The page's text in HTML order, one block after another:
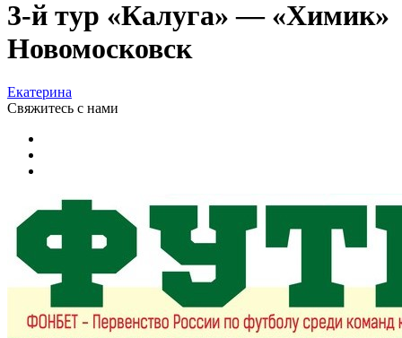
3-й тур «Калуга» — «Химик»
Новомосковск
Екатерина
Свяжитесь с нами